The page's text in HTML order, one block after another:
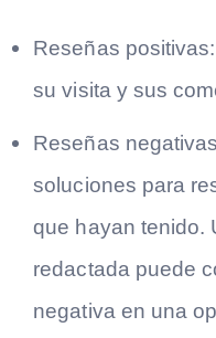
Reseñas positivas:
su visita y sus
Reseñas
soluciones para
que hayan tenido.
redactada puede
negativa en una